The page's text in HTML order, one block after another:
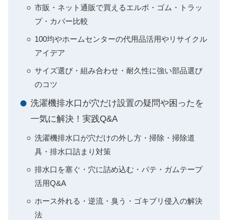
市販・ネット通販で買えるエルボ・ゴム・トラッ
プ・カバー比較
100均やホームセンターの代用品活用やリサイクル
アイデア
サイズ選び・組み合わせ・耐久性に強い部品選び
のコツ
洗濯機排水口が穴だけ設置の疑問や困ったを
一気に解決！実践Q&A
洗濯機排水口が穴だけの外し方・掃除・掃除道
具・排水口詰まり対策
排水口を塞ぐ・穴に詰め込む・パテ・ガムテープ
活用Q&A
ホース外れる・逆流・臭う・ゴキブリ侵入の解決
法